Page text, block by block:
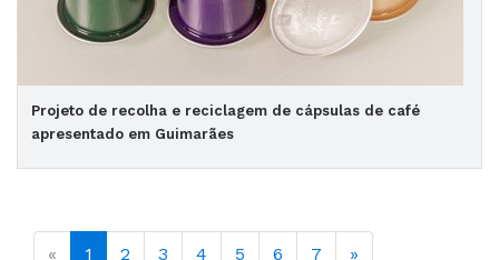
Projeto de recolha e reciclagem de cápsulas de café
apresentado em Guimarães
« 1 2 3 4 5 6 7 »